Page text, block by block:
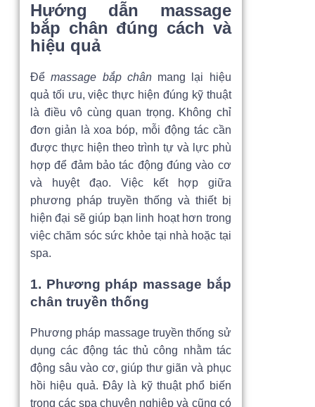
Hướng dẫn massage
bắp chân đúng cách và
hiệu quả
Đểmassage bắp chânmang lại hiệu
quả tối ưu, việc thực hiện đúng kỹ thuật
là điều vô cùng quan trọng. Không chỉ
đơn giản là xoa bóp, mỗi động tác cần
được thực hiện theo trình tự và lực phù
hợp để đảm bảo tác động đúng vào cơ
và huyệt đạo. Việc kết hợp giữa
phương pháp truyền thống và thiết bị
hiện đại sẽ giúp bạn linh hoạt hơn trong
việc chăm sóc sức khỏe tại nhà hoặc tại
spa.
1. Phương pháp massage bắp
chân truyền thống
Phương pháp massage truyền thống sử
dụng các động tác thủ công nhằm tác
động sâu vào cơ, giúp thư giãn và phục
hồi hiệu quả. Đây là kỹ thuật phổ biến
trong các spa chuyên nghiệp và cũng có